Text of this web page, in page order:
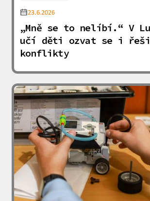
23.6.2026
„Mně se to nelíbí.“ V
učí děti ozvat se i
konflikty